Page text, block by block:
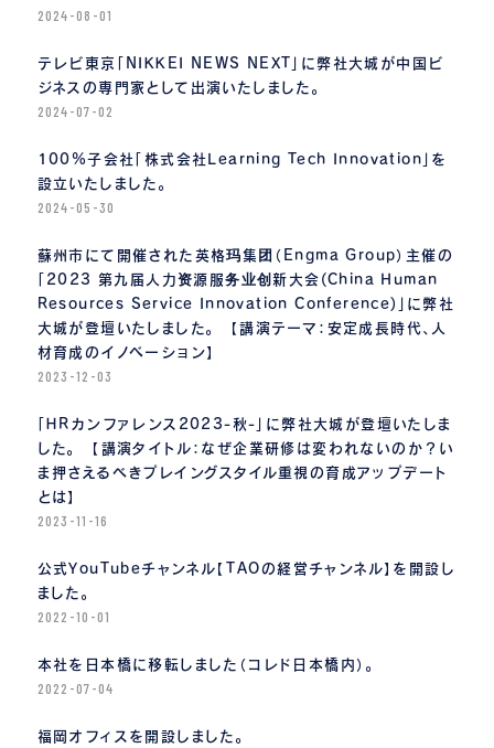
2024-08-01
テレビ東京「NIKKEI NEWS NEXT」に弊社大城が中国ビ
ジネスの専門家として出演いたしました。
2024-07-02
100%子会社「株式会社Learning Tech Innovation」を
設立いたしました。
2024-05-30
蘇州市にて開催された英格玛集团（Engma Group）主催の
「2023 第九届人力资源服务业创新大会(China Human
Resources Service Innovation Conference)」に弊社
大城が登壇いたしました。 【講演テーマ：安定成長時代、人
材育成のイノベーション】
2023-12-03
「ＨＲカンファレンス2023-秋-」に弊社大城が登壇いたしま
した。 【講演タイトル：なぜ企業研修は変われないのか？い
ま押さえるべきプレイングスタイル重視の育成アップデート
とは】
2023-11-16
公式YouTubeチャンネル【TAOの経営チャンネル】を開設し
ました。
2022-10-01
本社を日本橋に移転しました（コレド日本橋内）。
2022-07-04
福岡オフィスを開設しました。